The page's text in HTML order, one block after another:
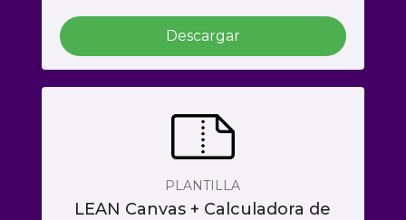
Descargar
PLANTILLA
LEAN Canvas + Calculadora de